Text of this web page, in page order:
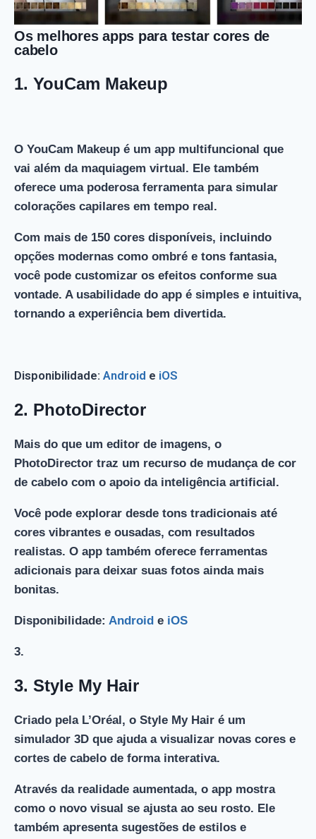
Os melhores apps para testar cores de
cabelo
1. YouCam Makeup
O YouCam Makeup é um app multifuncional que
vai além da maquiagem virtual. Ele também
oferece uma poderosa ferramenta para simular
colorações capilares em tempo real.
Com mais de 150 cores disponíveis, incluindo
opções modernas como ombré e tons fantasia,
você pode customizar os efeitos conforme sua
vontade. A usabilidade do app é simples e intuitiva,
tornando a experiência bem divertida.
Disponibilidade: Android e iOS
2. PhotoDirector
Mais do que um editor de imagens, o
PhotoDirector traz um recurso de mudança de cor
de cabelo com o apoio da inteligência artificial.
Você pode explorar desde tons tradicionais até
cores vibrantes e ousadas, com resultados
realistas. O app também oferece ferramentas
adicionais para deixar suas fotos ainda mais
bonitas.
Disponibilidade: Android e iOS
3.
3. Style My Hair
Criado pela L’Oréal, o Style My Hair é um
simulador 3D que ajuda a visualizar novas cores e
cortes de cabelo de forma interativa.
Através da realidade aumentada, o app mostra
como o novo visual se ajusta ao seu rosto. Ele
também apresenta sugestões de estilos e